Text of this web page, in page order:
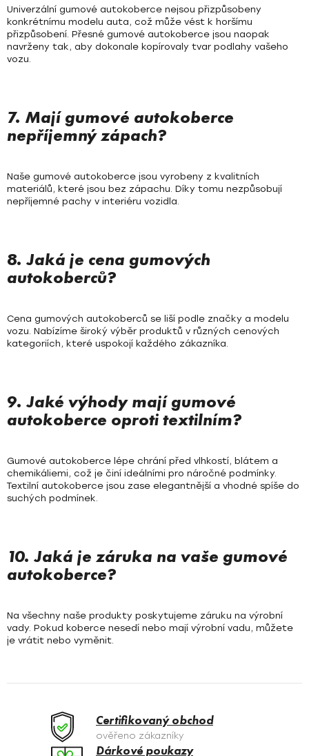
Univerzální gumové autokoberce nejsou přizpůsobeny
konkrétnímu modelu auta, což může vést k horšímu
přizpůsobení. Přesné gumové autokoberce jsou naopak
navrženy tak, aby dokonale kopírovaly tvar podlahy vašeho
vozu.
7. Mají gumové autokoberce
nepříjemný zápach?
Naše gumové autokoberce jsou vyrobeny z kvalitních
materiálů, které jsou bez zápachu. Díky tomu nezpůsobují
nepříjemné pachy v interiéru vozidla.
8. Jaká je cena gumových
autokoberců?
Cena gumových autokoberců se liší podle značky a modelu
vozu. Nabízíme široký výběr produktů v různých cenových
kategoriích, které uspokojí každého zákazníka.
9. Jaké výhody mají gumové
autokoberce oproti textilním?
Gumové autokoberce lépe chrání před vlhkostí, blátem a
chemikáliemi, což je činí ideálními pro náročné podmínky.
Textilní autokoberce jsou zase elegantnější a vhodné spíše do
suchých podmínek.
10. Jaká je záruka na vaše gumové
autokoberce?
Na všechny naše produkty poskytujeme záruku na výrobní
vady. Pokud koberce nesedí nebo mají výrobní vadu, můžete
je vrátit nebo vyměnit.
Certifikovaný obchod
ověřeno zákazníky
Dárkové poukazy